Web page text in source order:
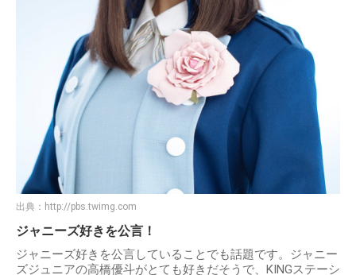
出典： http://pbs.twimg.com
ジャニーズ好きを公言！
ジャニーズ好きを公言していることでも話題です。ジャニー
ズジュニアの高橋優斗がとても好きだそうで、KINGステーシ